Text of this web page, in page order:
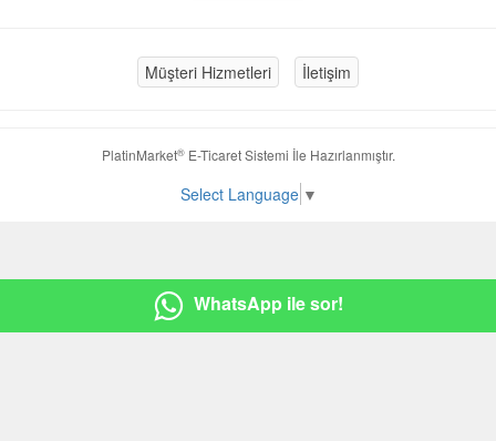
WhatsApp ile sor!
Müşteri Hizmetleri İletişim
PlatinMarket®E-Ticaret Sistemi İle Hazırlanmıştır.
Select Language ▼